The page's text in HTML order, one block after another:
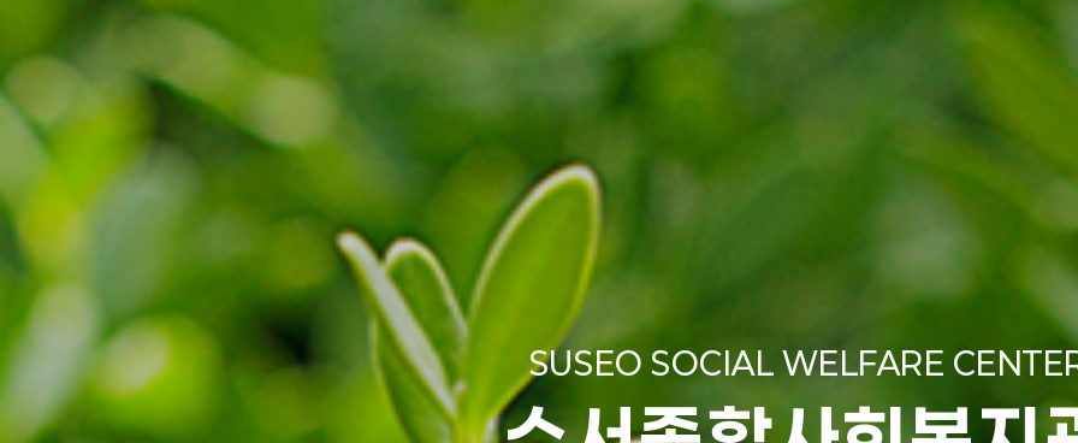
SUSEO SOCIAL WELFARE